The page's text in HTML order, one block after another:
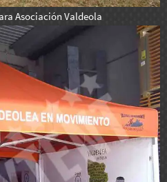
Asociación Valdeola